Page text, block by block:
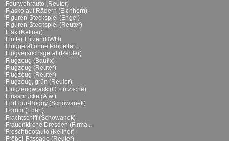
Feürwehrauto (Reuter)
Fiasko auf Rädern (Eichhorn)
Figuren-Steckspiel (Engel)
Figuren-Steckspiel (Reuter)
Flak (Kellner)
Flotter Flitzer (BWH)
Fluggerät ohne Propeller...
Flugversuchsgerät (Reuter)
Flugzeug (Baufix)
Flugzeug (Reuter)
Flugzeug (Reuter)
Flugzeug, grün (Reuter)
Flugzeugwrack (C. Fritzsche)
Flussbrücke (A.w.)
ForFour-Buggy (Schowanek)
Forum (Ebert)
Frachtschiff (Schowanek)
Frauenkirche Dresden (Firma...
Froschbootauto (Kellner)
Fröbel-Fassade (Reuter)